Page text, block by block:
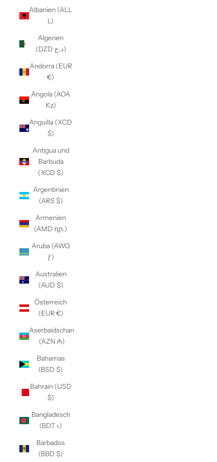
Albanien (ALL
L)
Algerien
(DZD د.ج)
Andorra (EUR
€)
Angola (AOA
Kz)
Anguilla (XCD
$)
Antigua und
Barbuda
(XCD $)
Argentinien
(ARS $)
Armenien
(AMD դր.)
Aruba (AWG
ƒ)
Australien
(AUD $)
Österreich
(EUR €)
Aserbaidschan
(AZN ₼)
Bahamas
(BSD $)
Bahrain (USD
$)
Bangladesch
(BDT ৳)
Barbados
(BBD $)